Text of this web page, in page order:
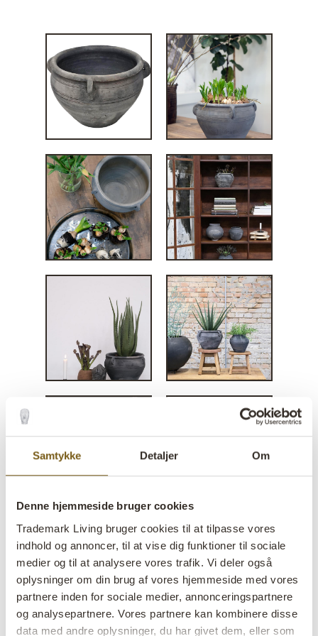
Samtykke Detaljer Om
Denne hjemmeside bruger cookies
Trademark Living bruger cookies til at tilpasse vores
indhold og annoncer, til at vise dig funktioner til sociale
medier og til at analysere vores trafik. Vi deler også
oplysninger om din brug af vores hjemmeside med vores
partnere inden for sociale medier, annonceringspartnere
og analysepartnere. Vores partnere kan kombinere disse
data med andre oplysninger, du har givet dem, eller som